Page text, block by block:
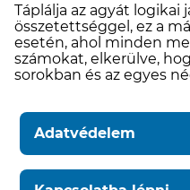
Táplálja az agyát logikai
összetettséggel, ez a
esetén, ahol minden
számokat, elkerülve,
sorokban és az egyes
Adatvédelem